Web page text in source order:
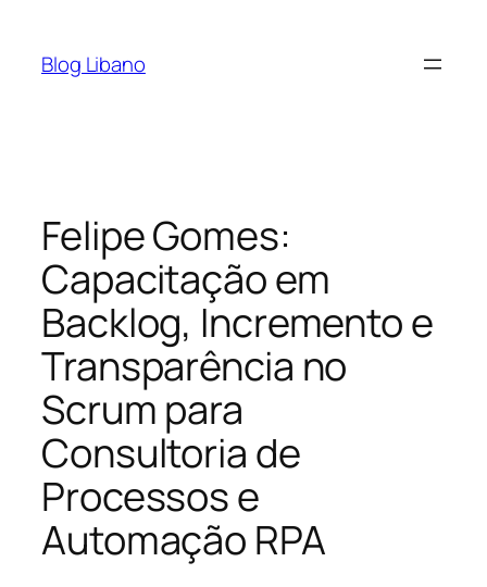
Blog Libano
Felipe Gomes:
Capacitação em
Backlog, Incremento e
Transparência no
Scrum para
Consultoria de
Processos e
Automação RPA